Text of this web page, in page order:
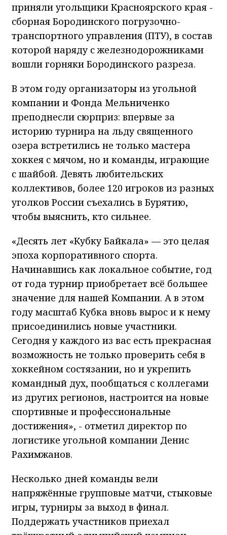
приняли угольщики Красноярского края -
сборная Бородинского погрузочно-
транспортного управления (ПТУ), в состав
которой наряду с железнодорожниками
вошли горняки Бородинского разреза.
В этом году организаторы из угольной
компании и Фонда Мельниченко
преподнесли сюрприз: впервые за
историю турнира на льду священного
озера встретились не только мастера
хоккея с мячом, но и команды, играющие
с шайбой. Девять любительских
коллективов, более 120 игроков из разных
уголков России съехались в Бурятию,
чтобы выяснить, кто сильнее.
«Десять лет «Кубку Байкала» — это целая
эпоха корпоративного спорта.
Начинавшись как локальное событие, год
от года турнир приобретает всё большее
значение для нашей Компании. А в этом
году масштаб Кубка вновь вырос и к нему
присоединились новые участники.
Сегодня у каждого из вас есть прекрасная
возможность не только проверить себя в
хоккейном состязании, но и укрепить
командный дух, пообщаться с коллегами
из других регионов, настроится на новые
спортивные и профессиональные
достижения», - отметил директор по
логистике угольной компании Денис
Рахимжанов.
Несколько дней команды вели
напряжённые групповые матчи, стыковые
игры, турниры за выход в финал.
Поддержать участников приехал